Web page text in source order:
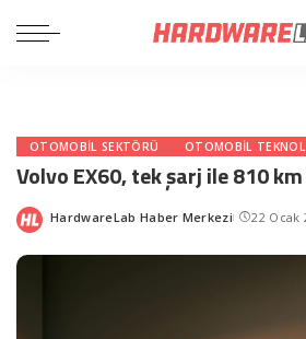
OTOMOBIL SEKTÖRÜ OTOMOBIL
Volvo EX60, tek şarj ile 810
Posted
HardwareLab Haber Merkezi 22 Ocak